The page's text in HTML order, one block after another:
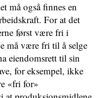
må også finnes en
For at det
først være fri i
må være fri til å selge
eiendomsrett til sin
for eksempel, ikke
«fri for»